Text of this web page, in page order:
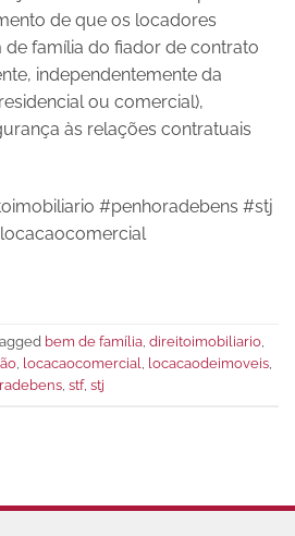
de que os locadores
família do fiador de contrato
independentemente da
ou comercial),
às relações contratuais
#penhoradebens #stj
bem de família, direitoimobiliario,
, locacaocomercial, locacaodeimoveis,
, stf, stj